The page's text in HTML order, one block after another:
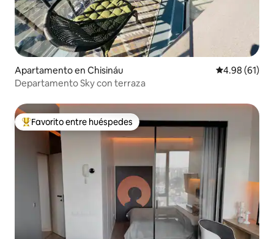
Apartamento en Chisináu Calificación
4.98 (61)
Departamento Sky con terraza
Favorito entre huéspedes preferido
Favorito entre huéspedes